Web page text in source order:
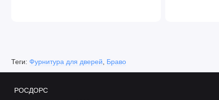
Теги: Фурнитура для дверей Браво
РОСДОРС